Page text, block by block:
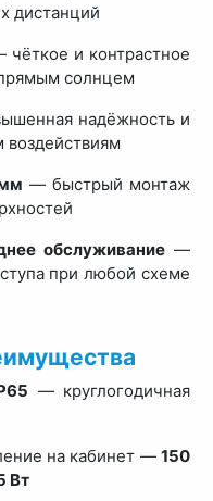
дистанций
и контрастное
солнцем
надёжность и
воздействиям
— быстрый монтаж
обслуживание —
при любой схеме
— круглогодичная
на кабинет —150
Вт